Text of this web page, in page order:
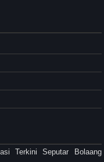
Terkini Seputar Bolaang